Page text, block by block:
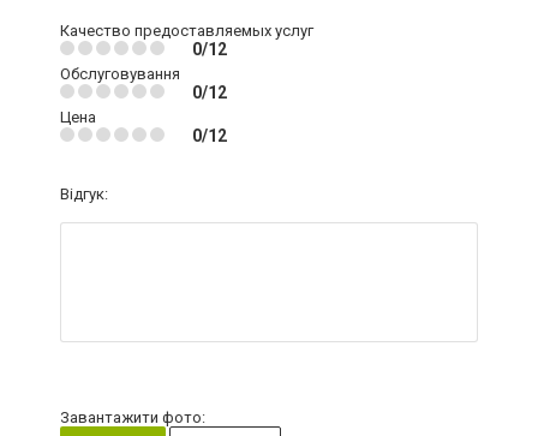
Качество предоставляемых услуг
0/12
Обслуговування
0/12
Цена
0/12
Відгук:
Завантажити фото: